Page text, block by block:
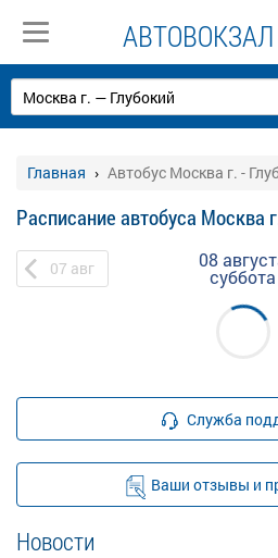
Главная Автобус Москва г. -
Расписание автобуса Москва
07 авг 08
суббота
Служба
Ваши отзывы и
Новости